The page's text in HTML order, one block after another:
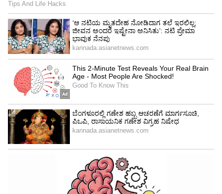
4
6
ಯೂಟ್ಯೂಬ್ ವಿಡಿಯೋಗಳಿಂದ ವೈರಲ್